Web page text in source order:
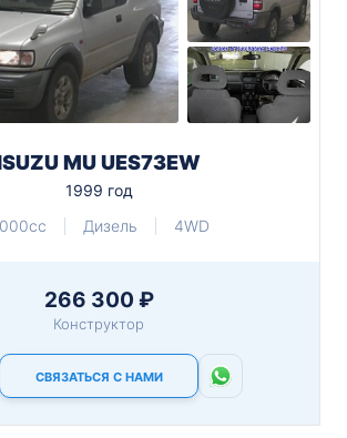
MU UES73EW
1999 год
Дизель 4WD
266 300 ₽
Конструктор
СВЯЗАТЬСЯ С НАМИ